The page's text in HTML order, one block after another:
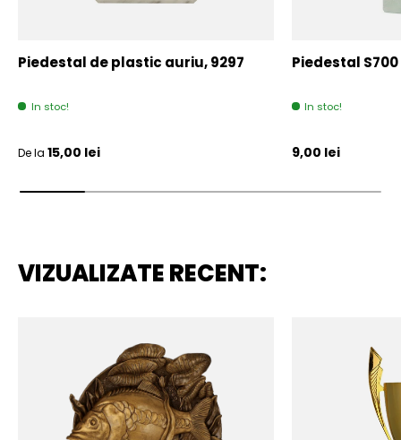
Piedestal de plastic auriu, 9297
In stoc!
Pret initial
De la 15,00 lei
Piedestal S700
In stoc!
Pret initial
9,00 lei
VIZUALIZATE RECENT: